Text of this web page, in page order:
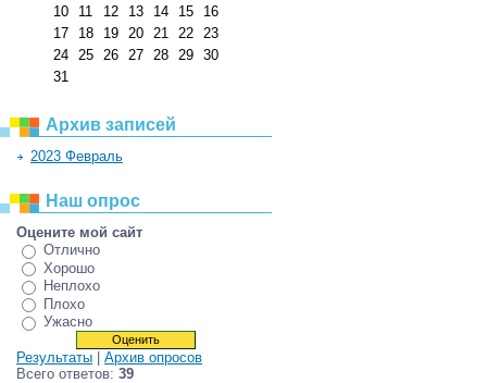
10
11 12 13 14 15
16
17
18 19 20 21 22 23
24 25 26 27 28 29 30
31
Архив записей
2023 Февраль
Наш опрос
Оцените мой сайт
Отлично
Хорошо
Неплохо
Плохо
Ужасно
Результаты | Архив опросов
Всего ответов: 39